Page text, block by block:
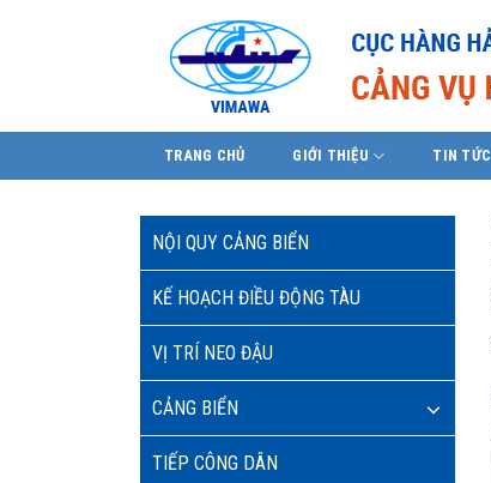
TRANG CHỦ GIỚI THIỆU TIN TỨC
NỘI QUY CẢNG BIỂN
KẾ HOẠCH ĐIỀU ĐỘNG TÀU
VỊ TRÍ NEO ĐẬU
CẢNG BIỂN
TIẾP CÔNG DÂN